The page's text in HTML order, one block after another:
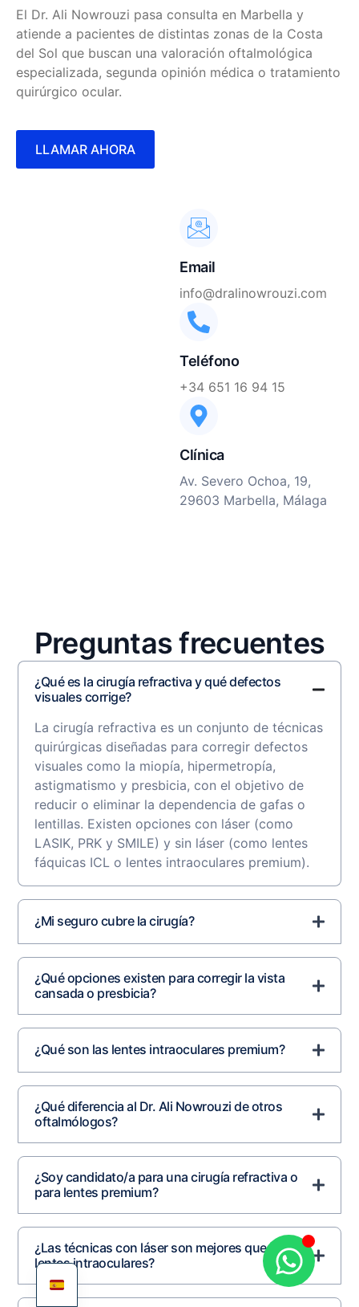
El Dr. Ali Nowrouzi pasa consulta en Marbella y
atiende a pacientes de distintas zonas de la Costa
del Sol que buscan una valoración oftalmológica
especializada, segunda opinión médica o tratamiento
quirúrgico ocular.
LLAMAR AHORA
Email
info@dralinowrouzi.com
Teléfono
+34 651 16 94 15
Clínica
Av. Severo Ochoa, 19,
29603 Marbella, Málaga
Preguntas frecuentes
¿Qué es la cirugía refractiva y qué defectos
visuales corrige?
La cirugía refractiva es un conjunto de técnicas
quirúrgicas diseñadas para corregir defectos
visuales como la miopía, hipermetropía,
astigmatismo y presbicia, con el objetivo de
reducir o eliminar la dependencia de gafas o
lentillas. Existen opciones con láser (como
LASIK, PRK y SMILE) y sin láser (como lentes
fáquicas ICL o lentes intraoculares premium).
¿Mi seguro cubre la cirugía?
¿Qué opciones existen para corregir la vista
cansada o presbicia?
¿Qué son las lentes intraoculares premium?
¿Qué diferencia al Dr. Ali Nowrouzi de otros
oftalmólogos?
¿Soy candidato/a para una cirugía refractiva o
para lentes premium?
¿Las técnicas con láser son mejores que las
lentes intraoculares?